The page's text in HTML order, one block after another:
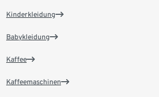
Kinderkleidung
Babykleidung
Kaffee
Kaffeemaschinen